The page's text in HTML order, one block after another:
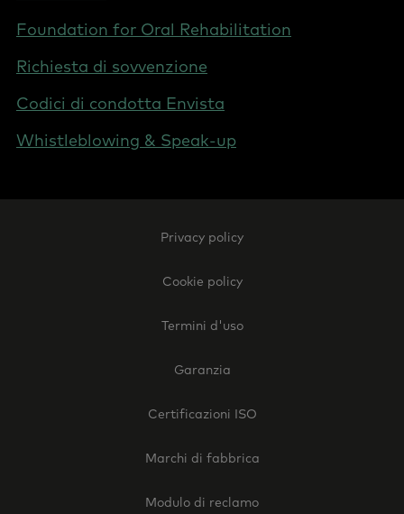
Foundation for Oral Rehabilitation
Richiesta di sovvenzione
Codici di condotta Envista
Whistleblowing & Speak-up
Privacy policy
Cookie policy
Termini d'uso
Garanzia
Certificazioni ISO
Marchi di fabbrica
Modulo di reclamo